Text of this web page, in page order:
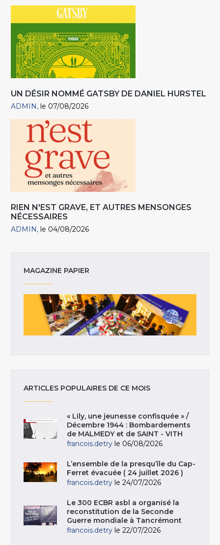
UN DÉSIR NOMMÉ GATSBY DE DANIEL HURSTEL
ADMIN le 07/08/2026
RIEN N'EST GRAVE, ET AUTRES MENSONGES
NÉCESSAIRES
ADMIN le 04/08/2026
MAGAZINE PAPIER
ARTICLES POPULAIRES DE CE MOIS
« Lily, une jeunesse confisquée » /
Décembre 1944 : Bombardements
de MALMEDY et de SAINT - VITH
francois.detry le 06/08/2026
L’ensemble de la presqu’île du Cap-
Ferret évacuée ( 24 juillet 2026 )
francois.detry le 24/07/2026
Le 300 ECBR asbl a organisé la
reconstitution de la Seconde
Guerre mondiale à Tancrémont
francois.detry le 22/07/2026